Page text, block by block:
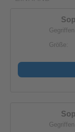
Größe: